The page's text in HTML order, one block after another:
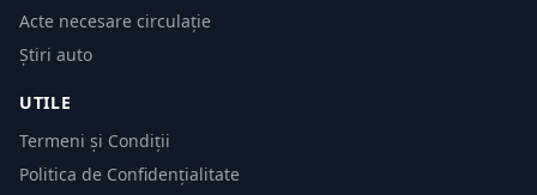
Acte necesare circulație
Știri auto
UTILE
Termeni și Condiții
Politica de Confidențialitate